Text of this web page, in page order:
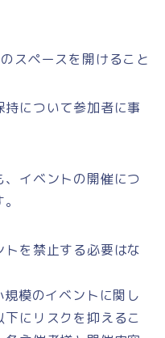
スペースを開けること
持について参加者に事
イベントの開催につ
を禁止する必要はな
模のイベントに関し
にリスクを抑えるこ